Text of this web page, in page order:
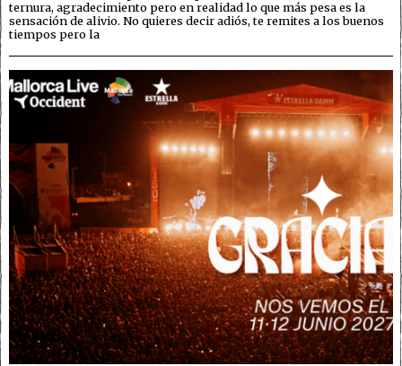
ternura, agradecimiento pero en realidad lo que más pesa es la
sensación de alivio. No quieres decir adiós, te remites a los buenos
tiempos pero la